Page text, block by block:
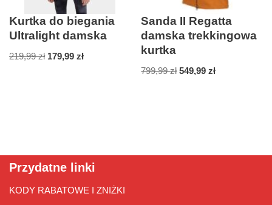
Kurtka do biegania
Ultralight damska
219,99zł 179,99 zł
Sanda II Regatta
damska trekkingowa
kurtka
799,99zł 549,99zł
Przydatne linki
KODY RABATOWE I ZNIŻKI